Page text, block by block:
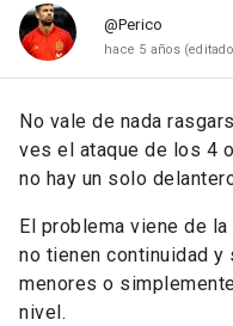
@Perico
hace 5 años
No vale de nada
ves el ataque de los 4
no hay un solo
El problema viene de
no tienen continuidad y
menores o
nivel.